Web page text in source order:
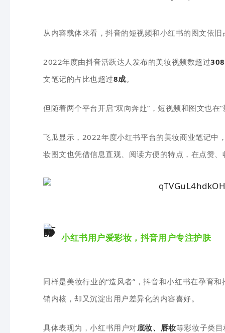
从内容载体来看，抖音的短视频和小红书的图文依
2022年度由抖音活跃达人发布的美妆视频数超过
文笔记的占比也超过8成。
但随着两个平台开启“双向奔赴”，短视频和图文也在
飞瓜显示，2022年度小红书平台的美妆商业笔记中
妆图文也凭借信息直观、阅读方便的特点，在点赞
小红书用户爱彩妆，抖音用户专注护肤
同样是美妆行业的“造风者”，抖音和小红书在孕育
销内核，却又沉淀出用户差异化的内容喜好。
具体表现为，小红书用户对底妆、唇妆等彩妆子类